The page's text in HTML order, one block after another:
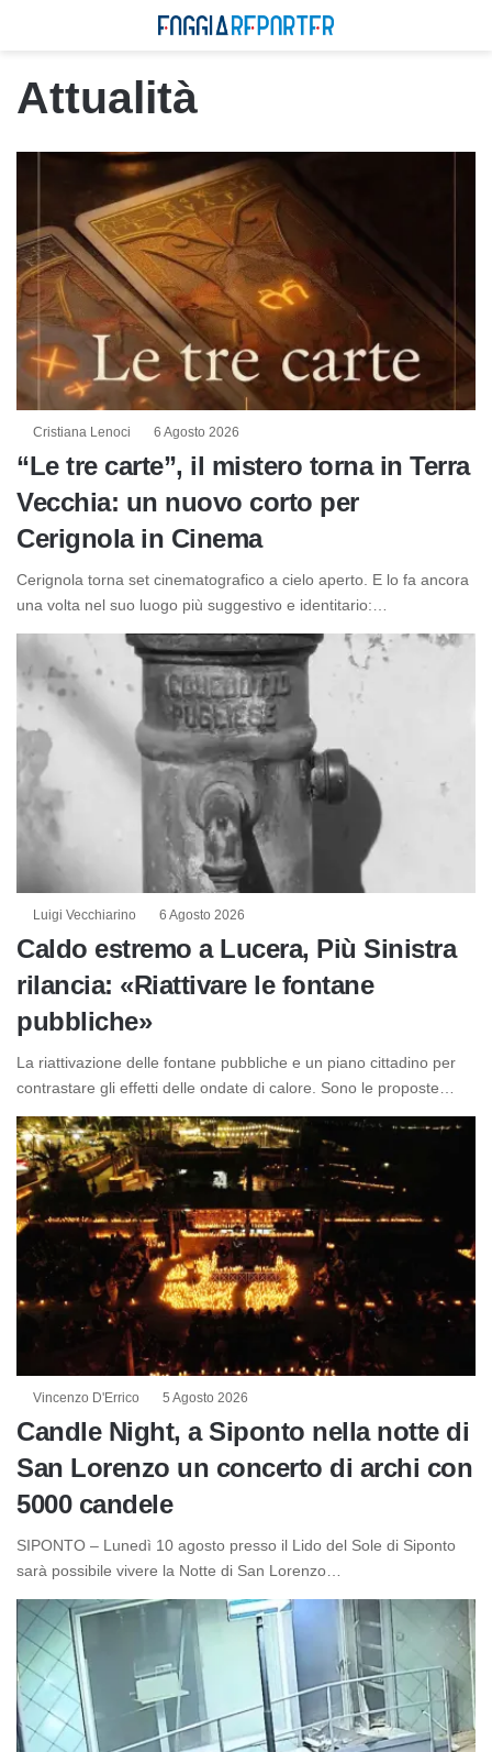
Attualità
Cristiana Lenoci 6 Agosto 2026
“Le tre carte”, il mistero torna in Terra
Vecchia: un nuovo corto per
Cerignola in Cinema
Cerignola torna set cinematografico a cielo aperto. E lo fa ancora
una volta nel suo luogo più suggestivo e identitario:…
Luigi Vecchiarino 6 Agosto 2026
Caldo estremo a Lucera, Più Sinistra
rilancia: «Riattivare le fontane
pubbliche»
La riattivazione delle fontane pubbliche e un piano cittadino per
contrastare gli effetti delle ondate di calore. Sono le proposte…
Vincenzo D'Errico 5 Agosto 2026
Candle Night, a Siponto nella notte di
San Lorenzo un concerto di archi con
5000 candele
SIPONTO – Lunedì 10 agosto presso il Lido del Sole di Siponto
sarà possibile vivere la Notte di San Lorenzo…